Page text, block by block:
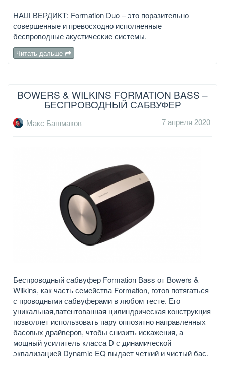
НАШ ВЕРДИКТ: Formation Duo – это поразительно
совершенные и превосходно исполненные
беспроводные акустические системы.
Читать дальше
BOWERS & WILKINS FORMATION BASS –
БЕСПРОВОДНЫЙ САБВУФЕР
Макс Башмаков 7 апреля 2020
Беспроводный сабвуфер Formation Bass от Bowers &
Wilkins, как часть семейства Formation, готов потягаться
с проводными сабвуферами в любом тесте. Его
уникальная,патентованная цилиндрическая конструкция
позволяет использовать пару оппозитно направленных
басовых драйверов, чтобы снизить искажения, а
мощный усилитель класса D с динамической
эквализацией Dynamic EQ выдает четкий и чистый бас.